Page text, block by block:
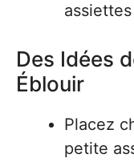
Des Idées
Éblouir
Placez
petite